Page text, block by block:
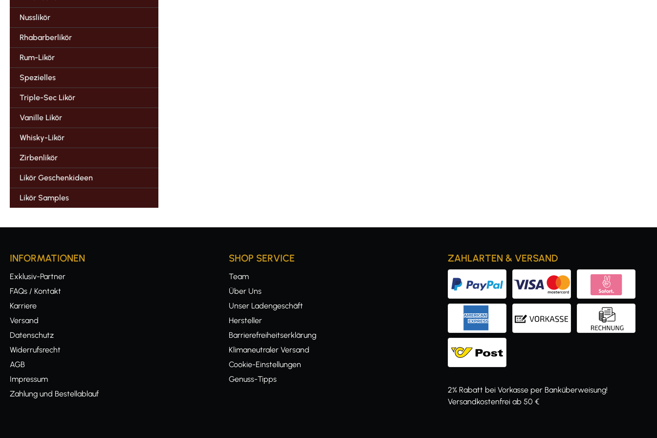
Nusslikör
Rhabarberlikör
Rum-Likör
Spezielles
Triple-Sec Likör
Vanille Likör
Whisky-Likör
Zirbenlikör
Likör Geschenkideen
Likör Samples
INFORMATIONEN
Exklusiv-Partner
FAQs / Kontakt
Karriere
Versand
Datenschutz
Widerrufsrecht
AGB
Impressum
Zahlung und Bestellablauf
SHOP SERVICE
Team
Über Uns
Unser Ladengeschäft
Hersteller
Barrierefreiheitserklärung
Klimaneutraler Versand
Cookie-Einstellungen
Genuss-Tipps
ZAHLARTEN & VERSAND
2% Rabatt bei Vorkasse per Banküberweisung!
Versandkostenfrei ab 50 €